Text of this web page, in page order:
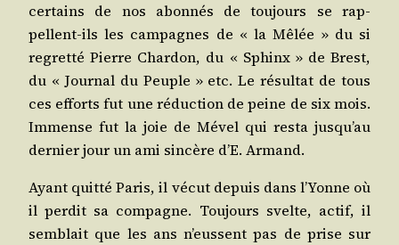
cer­tains de nos abon­nés de tou­jours se rap­
pellent-ils les cam­pagnes de « la Mêlée » du si
regret­té Pierre Char­don, du « Sphinx » de Brest,
du « Jour­nal du Peuple » etc. Le résul­tat de tous
ces efforts fut une réduc­tion de peine de six mois.
Immense fut la joie de Mével qui res­ta jus­qu’au
der­nier jour un ami sin­cère d’E. Armand.
Ayant quit­té Paris, il vécut depuis dans l’Yonne où
il per­dit sa com­pagne. Tou­jours svelte, actif, il
sem­blait que les ans n’eussent pas de prise sur